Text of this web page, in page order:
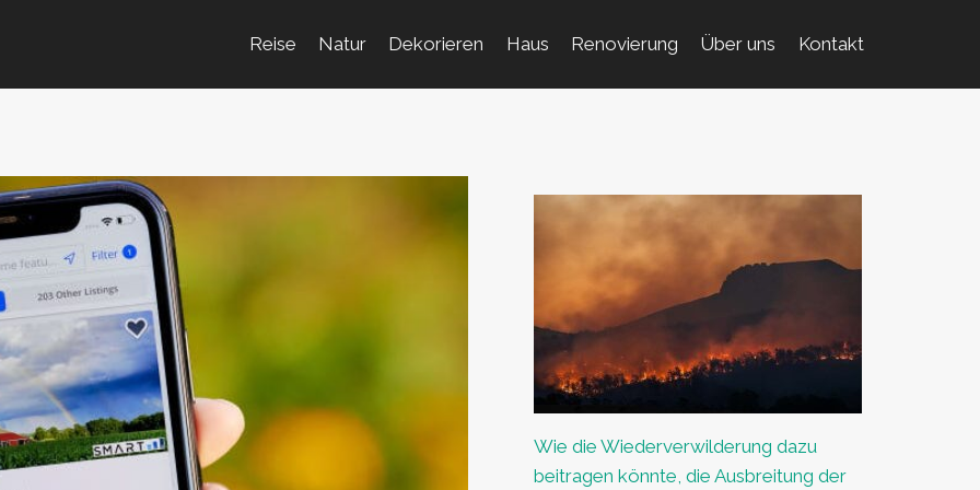
Reise Natur Dekorieren Haus Renovierung Über uns Kontakt
Wie die Wiederverwilderung dazu
beitragen könnte, die Ausbreitung der